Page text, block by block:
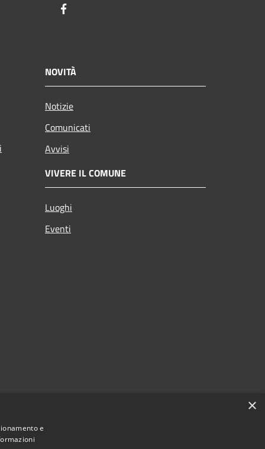
NOVITÀ
Notizie
Comunicati
Avvisi
VIVERE IL COMUNE
Luoghi
Eventi
×
e